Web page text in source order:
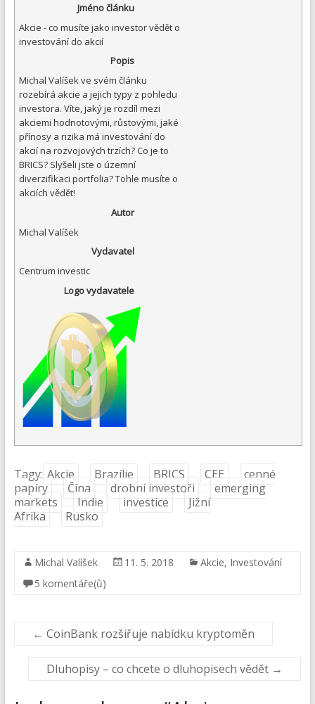
Jméno článku
Akcie - co musíte jako investor vědět o
investování do akcií
Popis
Michal Valíšek ve svém článku
rozebírá akcie a jejich typy z pohledu
investora. Víte, jaký je rozdíl mezi
akciemi hodnotovými, růstovými, jaké
přínosy a rizika má investování do
akcií na rozvojových trzích? Co je to
BRICS? Slyšeli jste o územní
diverzifikaci portfolia? Tohle musíte o
akciích vědět!
Autor
Michal Valíšek
Vydavatel
Centrum investic
Logo vydavatele
Tagy: Akcie Brazílie BRICS CEE
cenné
papíry
Čína drobní investoři
emerging
markets
Indie investice
Jižní
Afrika
Rusko
Michal Valíšek 11. 5. 2018 Akcie, Investování
5 komentáře(ů)
← CoinBank rozšiřuje nabídku kryptoměn
Dluhopisy – co chcete o dluhopisech vědět →